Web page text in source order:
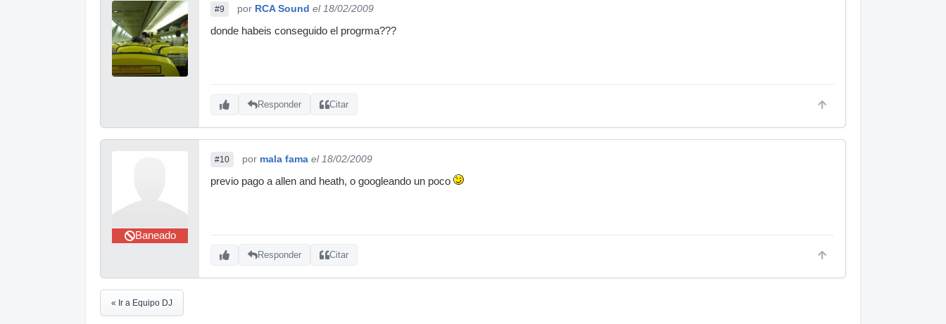
#9 por RCA Sound el 18/02/2009
donde habeis conseguido el progrma???
Responder Citar
Baneado
#10 por mala fama el 18/02/2009
previo pago a allen and heath, o googleando un poco
Responder Citar
« Ir a Equipo DJ